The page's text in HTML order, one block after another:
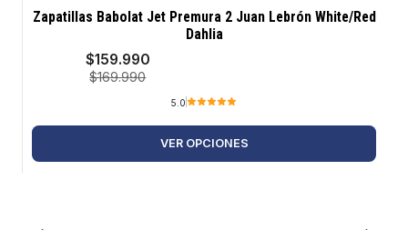
-6%
Zapatillas Babolat Jet Premura 2 Juan Lebrón White/Red
Dahlia
$159.990
$169.990
5.0
VER OPCIONES